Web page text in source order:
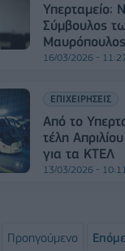
Υπερταμείο:
Σύμβουλος
Μαυρόπουλος
16/03/2026 -
ΕΠΙΧΕΙΡΗΣΕΙΣ
Από το
τέλη
για τα ΚΤΕΛ
13/03/2026 -
Προηγούμενο